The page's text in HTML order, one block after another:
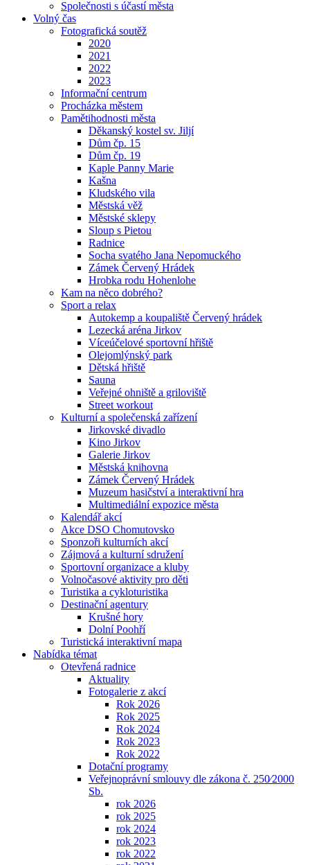
Společnosti s účastí města
Volný čas
Fotografická soutěž
2020
2021
2022
2023
Informační centrum
Procházka městem
Pamětihodnosti města
Děkanský kostel sv. Jiljí
Dům čp. 15
Dům čp. 19
Kaple Panny Marie
Kašna
Kludského vila
Městská věž
Městské sklepy
Sloup s Pietou
Radnice
Socha svatého Jana Nepomuckého
Zámek Červený Hrádek
Hrobka rodu Hohenlohe
Kam na něco dobrého?
Sport a relax
Autokemp a koupaliště Červený hrádek
Lezecká aréna Jirkov
Víceúčelové sportovní hřiště
Olejomlýnský park
Dětská hřiště
Sauna
Veřejné ohniště a griloviště
Street workout
Kulturní a společenská zařízení
Jirkovské divadlo
Kino Jirkov
Galerie Jirkov
Městská knihovna
Zámek Červený Hrádek
Muzeum hasičství a interaktivní hra
Multimediální expozice města
Kalendář akcí
Akce DSO Chomutovsko
Sponzoři kulturních akcí
Zájmová a kulturní sdružení
Sportovní organizace a kluby
Volnočasové aktivity pro děti
Turistika a cykloturistika
Destinační agentury
Krušné hory
Dolní Poohří
Turistická interaktivní mapa
Nabídka témat
Otevřená radnice
Aktuality
Fotogalerie z akcí
Rok 2026
Rok 2025
Rok 2024
Rok 2023
Rok 2022
Dotační programy
Veřejnoprávní smlouvy dle zákona č. 250⁄2000
Sb.
rok 2026
rok 2025
rok 2024
rok 2023
rok 2022